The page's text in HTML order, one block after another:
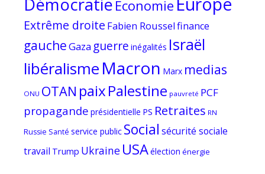
Démocratie Economie
Extrême droite Fabien Rousselfinance
gaucheGazaguerre inégalités Israël
libéralismeMacron Marx medias
ONU OTAN paixPalestine pauvreté PCF
propagande présidentielle PS Retraites RN
Russie Santé service public Social sécurité sociale
travail Trump Ukraine USAélection énergie